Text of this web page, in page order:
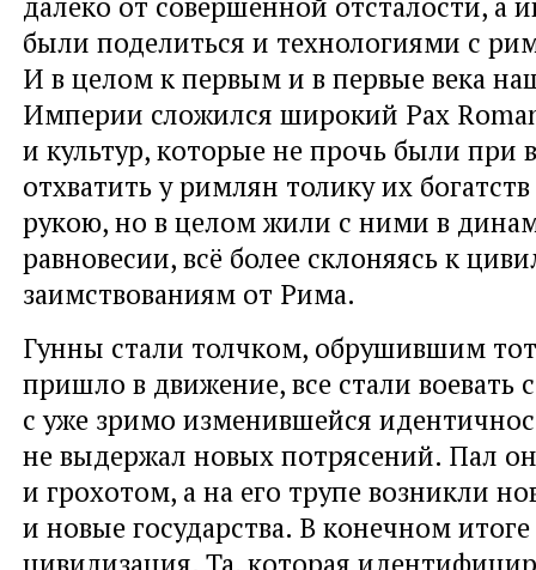
были поделиться и технологиями с
И в целом к первым и в первые века
Империи сложился широкий Pax
и культур, которые не прочь были при
отхватить у римлян толику их
рукою, но в целом жили с ними в
равновесии, всё более склоняясь к
заимствованиям от Рима.
Гунны стали толчком, обрушившим
пришло в движение, все стали воевать
с уже зримо изменившейся
не выдержал новых потрясений. Пал
и грохотом, а на его трупе возникли
и новые государства. В конечном